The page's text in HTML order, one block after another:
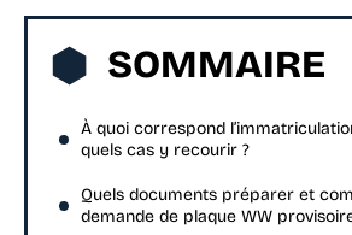
SOMMAIRE
À quoi correspond
quels cas y recourir ?
Quels documents préparer et
demande de plaque WW